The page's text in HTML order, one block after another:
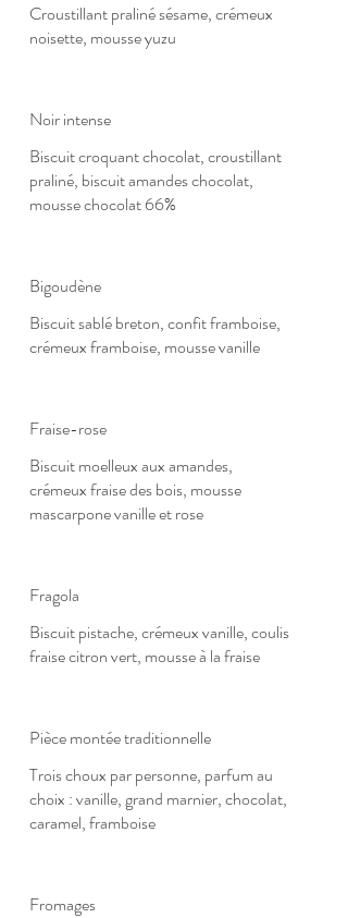
Croustillant praliné sésame, crémeux
noisette, mousse yuzu
Noir intense
Biscuit croquant chocolat, croustillant
praliné, biscuit amandes chocolat,
mousse chocolat 66%
Bigoudène
Biscuit sablé breton, confit framboise,
crémeux framboise, mousse vanille
Fraise-rose
Biscuit moelleux aux amandes,
crémeux fraise des bois, mousse
mascarpone vanille et rose
Fragola
Biscuit pistache, crémeux vanille, coulis
fraise citron vert, mousse à la fraise
Pièce montée traditionnelle
Trois choux par personne, parfum au
choix : vanille, grand marnier, chocolat,
caramel, framboise
Fromages